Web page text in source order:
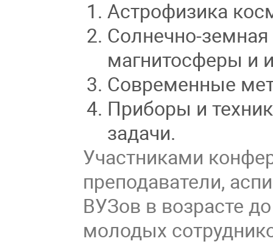
Астрофизика
Солнечно-
магнитосферы и
Современные
Приборы и
задачи.
Участниками
преподаватели,
ВУЗов в возрасте
молодых